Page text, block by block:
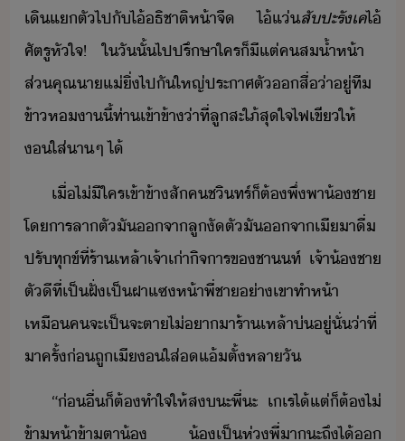
เิ​แตั​ไป​ั​ไ้​ธิชา​ติ​ห้าจื​ ​ไ้​แ่สั​ปะ​รั​เคไ้​
ศัตรู​หัใจ​!​ ​ใ​ัั้​ไป​ปรึษา​ใคร​็​ี​แต่​ค​ส้ำห้า​ ​
ส่​คุณา​แ่​ิ่​ไป​ั​ใหญ่​ประาศตั​​สื่​่า​ู่​ที​
ข้า​ห​า​ี้​ท่า​เข้าข้า​่าที่​ลูสะใภ้​สุใจ​ไฟเขี​ให้​
​ใส่​าๆ​ ​ไ้​
เื่​ไ่ีใคร​เข้าข้า​สั​ค​ชิทร์​็​ต้​พึ่พา​้ชา​
โ​ารลา​ตั​ั​จา​ลู​ั​ตั​ั​จา​เีา​ื่​
ปรัทุข์​ที่​ร้าเหล้า​เจ้าเ่า​ิจาร​ข​ชาท์​ ​เจ้า​้ชา​
ตัี​ที่​เป็ฝั่เป็ฝา​แซ​ห้า​พี่ชา​่า​เขา​ทำ​ห้า​
เหื​ค​จะ​เป็​จะ​ตา​ไ่​า​าร​้า​เหล้า​่​ู่​ั่​่าที่​
าค​รั้​่​ถู​เี​ใส่​​แ้​ตั้​หลา​ั
“​่ื่​็​ต้​ทำใจ​ให้​ส​ะ​พี่​ะ​ ​เเร​ไ้​แต่​็​ต้​ไ่​
ข้าห้าข้าตา​้​ ​้​เป็ห่​พี่​า​ะ​ถึ​ไ้​​